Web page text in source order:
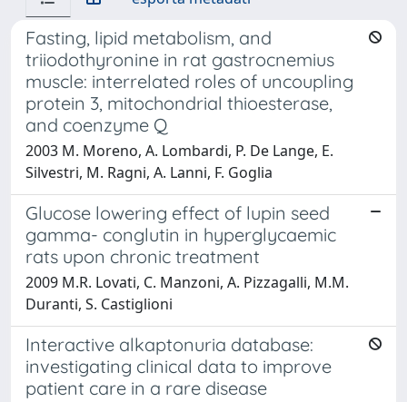
Fasting, lipid metabolism, and
triiodothyronine in rat gastrocnemius
muscle: interrelated roles of uncoupling
protein 3, mitochondrial thioesterase,
and coenzyme Q
2003 M. Moreno, A. Lombardi, P. De Lange, E.
Silvestri, M. Ragni, A. Lanni, F. Goglia
Glucose lowering effect of lupin seed
gamma- conglutin in hyperglycaemic
rats upon chronic treatment
2009 M.R. Lovati, C. Manzoni, A. Pizzagalli, M.M.
Duranti, S. Castiglioni
Interactive alkaptonuria database:
investigating clinical data to improve
patient care in a rare disease